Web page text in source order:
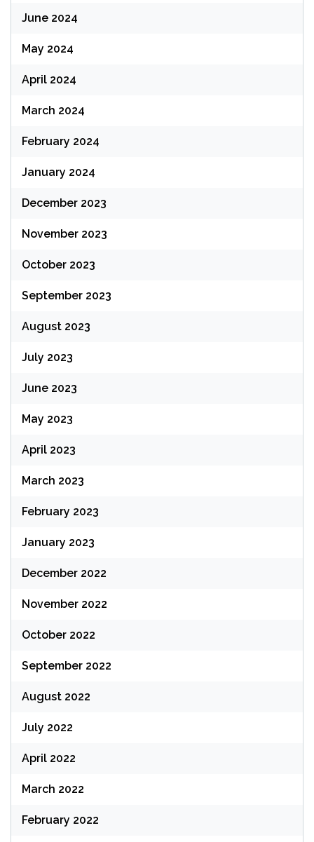
June 2024
May 2024
April 2024
March 2024
February 2024
January 2024
December 2023
November 2023
October 2023
September 2023
August 2023
July 2023
June 2023
May 2023
April 2023
March 2023
February 2023
January 2023
December 2022
November 2022
October 2022
September 2022
August 2022
July 2022
April 2022
March 2022
February 2022